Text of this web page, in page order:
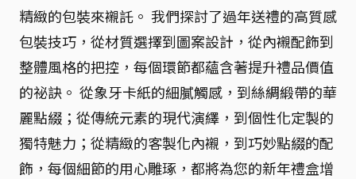
精緻的包裝來襯託。 我們探討了過年送禮的高質感
包裝技巧，從材質選擇到圖案設計，從內襯配飾到
整體風格的把控，每個環節都蘊含著提升禮品價值
的祕訣。 從象牙卡紙的細膩觸感，到絲綢緞帶的華
麗點綴；從傳統元素的現代演繹，到個性化定製的
獨特魅力；從精緻的客製化內襯，到巧妙點綴的配
飾，每個細節的用心雕琢，都將為您的新年禮盒增